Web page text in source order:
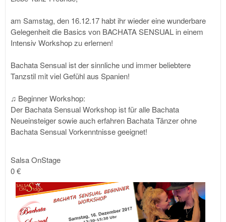
am Samstag, den 16.12.17 habt ihr wieder eine wunderbare
Gelegenheit die Basics von BACHATA SENSUAL in einem
Intensiv Workshop zu erlernen!
Bachata Sensual ist der sinnliche und immer beliebtere
Tanzstil mit viel Gefühl aus Spanien!
♫ Beginner Workshop:
Der Bachata Sensual Workshop ist für alle Bachata
Neueinsteiger sowie auch erfahren Bachata Tänzer ohne
Bachata Sensual Vorkenntnisse geeignet!
Salsa OnStage
0 €